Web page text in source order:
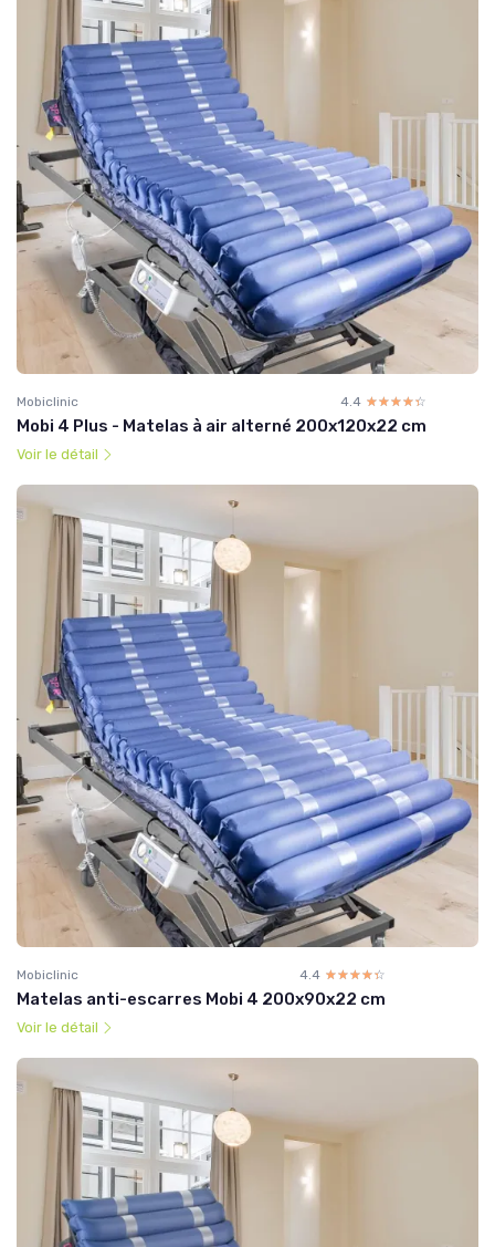
Mobiclinic 4.4 ☆☆☆☆☆
★★★★★
Mobi 4 Plus - Matelas à air alterné 200x120x22 cm
Voir le détail
Mobiclinic 4.4 ☆☆☆☆☆
★★★★★
Matelas anti-escarres Mobi 4 200x90x22 cm
Voir le détail